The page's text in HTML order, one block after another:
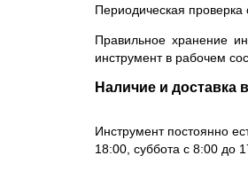
Периодическая
Правильное хранение
инструмент в рабочем
Наличие и доставка
Инструмент постоянно
18:00, суббота с 8:00 до